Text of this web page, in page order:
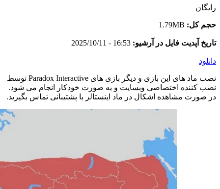
رایگان
حجم کل: 1.79MB
تاریخ آپدیت فایل در آرشیو: 16:53 - 2025/10/11
دانلود
نصب ماد های این بازی و دیگر بازی های Paradox Interactive توسط
نصب کننده اختصاصی وبسایت و به صورت خودکار انجام می شود.
در صورت مشاهده اشکال در ماد اینستالر با پشتیبانی تماس بگیرید.